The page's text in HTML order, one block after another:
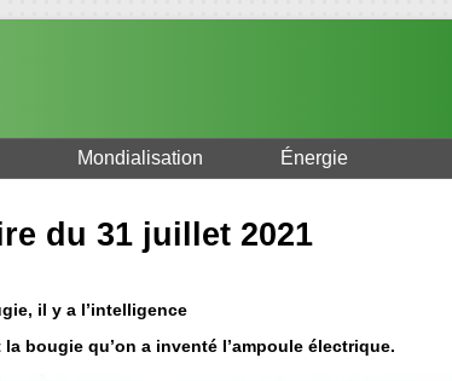
Mondialisation Énergie
du 31 juillet 2021
il y a l’intelligence
la bougie qu’on a inventé l’ampoule électrique.